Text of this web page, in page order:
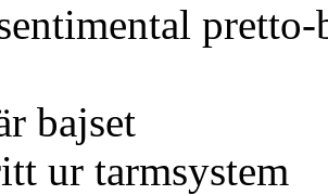
bajset
ur tarmsystem